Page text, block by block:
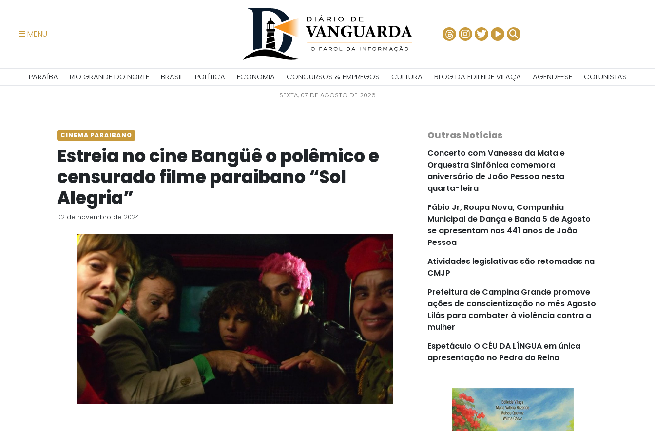
MENU
PARAÍBA RIO GRANDE DO NORTE BRASIL POLÍTICA ECONOMIA CONCURSOS & EMPREGOS CULTURA BLOG DA EDILEIDE VILAÇA AGENDE-SE COLUNISTAS
SEXTA, 07 DE AGOSTO DE 2026
CINEMA PARAIBANO
Estreia no cine Bangüê o polêmico e
censurado filme paraibano “Sol
Alegria”
02 de novembro de 2024
Outras Notícias
Concerto com Vanessa da Mata e
Orquestra Sinfônica comemora
aniversário de João Pessoa nesta
quarta-feira
Fábio Jr, Roupa Nova, Companhia
Municipal de Dança e Banda 5 de Agosto
se apresentam nos 441 anos de João
Pessoa
Atividades legislativas são retomadas na
CMJP
Prefeitura de Campina Grande promove
ações de conscientização no mês Agosto
Lilás para combater à violência contra a
mulher
Espetáculo O CÉU DA LÍNGUA em única
apresentação no Pedra do Reino